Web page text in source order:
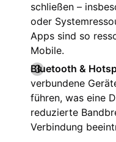
schließen –
oder
Apps sind so
Mobile.
Bluetooth &
verbundene
führen, was eine
reduzierte
Verbindung